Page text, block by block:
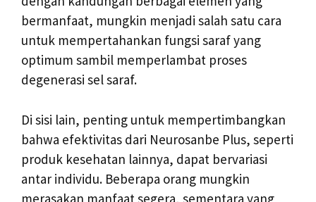
bermanfaat, mungkin menjadi salah satu cara
untuk mempertahankan fungsi saraf yang
optimum sambil memperlambat proses
degenerasi sel saraf.
Di sisi lain, penting untuk mempertimbangkan
bahwa efektivitas dari Neurosanbe Plus, seperti
produk kesehatan lainnya, dapat bervariasi
antar individu. Beberapa orang mungkin
merasakan manfaat segera, sementara yang